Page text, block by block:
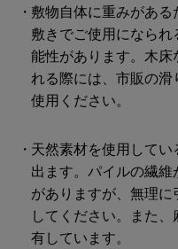
敷物自体に重みがあ
敷きでご使用になら
能性があります。木
れる際には、市販の
使用ください。
天然素材を使用して
出ます。パイルの繊
がありますが、無理
してください。また
有しています。